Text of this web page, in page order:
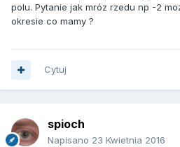
polu. Pytanie jak mróz rzedu np -2
okresie co mamy ?
Cytuj
spioch
Napisano 23 Kwietnia 2016